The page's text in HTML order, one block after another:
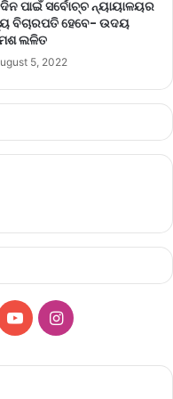
ପାଇଁ ସର୍ବୋଚ୍ଚ ନ୍ୟାୟାଳୟର
ବିଚାରପତି ହେବେ- ଉଦୟ
ଲଳିତ
5, 2022
Y
I